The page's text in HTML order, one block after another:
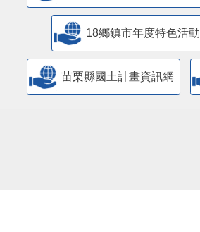
18鄉鎮市年度特色活動
苗栗縣國土計畫資訊網